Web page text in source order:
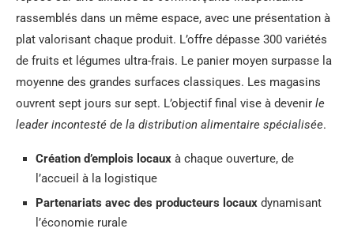
rassemblés dans un même espace, avec une présentation à
plat valorisant chaque produit. L’offre dépasse 300 variétés
de fruits et légumes ultra-frais. Le panier moyen surpasse la
moyenne des grandes surfaces classiques. Les magasins
ouvrent sept jours sur sept. L’objectif final vise à devenir le
leader incontesté de la distribution alimentaire spécialisée.
Création d’emplois locaux à chaque ouverture, de
l’accueil à la logistique
Partenariats avec des producteurs locaux dynamisant
l’économie rurale